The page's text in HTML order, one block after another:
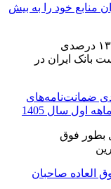
منابع خود را به بیش
منابع و ۱۳۲ درصدی ضمانت‌نامه‌های
اول سال 1405
العاده صاحبان